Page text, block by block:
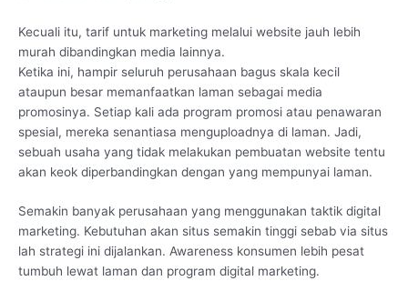
Kecuali itu, tarif untuk marketing melalui website jauh lebih
murah dibandingkan media lainnya.
Ketika ini, hampir seluruh perusahaan bagus skala kecil
ataupun besar memanfaatkan laman sebagai media
promosinya. Setiap kali ada program promosi atau penawaran
spesial, mereka senantiasa menguploadnya di laman. Jadi,
sebuah usaha yang tidak melakukan pembuatan website tentu
akan keok diperbandingkan dengan yang mempunyai laman.
Semakin banyak perusahaan yang menggunakan taktik digital
marketing. Kebutuhan akan situs semakin tinggi sebab via situs
lah strategi ini dijalankan. Awareness konsumen lebih pesat
tumbuh lewat laman dan program digital marketing.